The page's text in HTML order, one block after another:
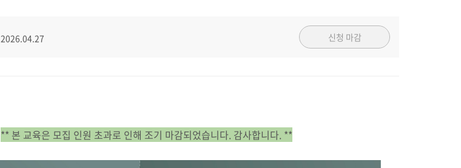
2026.04.27 신청 마감
** 본 교육은 모집 인원 초과로 인해 조기 마감되었습니다. 감사합니다. **